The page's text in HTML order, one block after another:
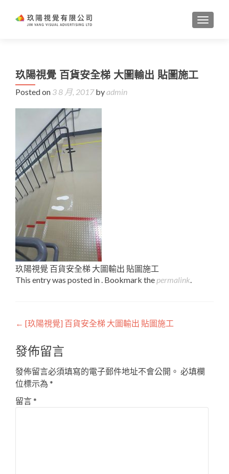
玖陽視覺 百貨安全梯 大圖輸出 貼圖施工
Posted on 3 8 月, 2017byadmin
玖陽視覺 百貨安全梯 大圖輸出 貼圖施工
This entry was posted in . Bookmark the permalink.
Post
navigation
← [玖陽視覺] 百貨安全梯 大圖輸出 貼圖施工
發佈留言
發佈留言必須填寫的電子郵件地址不會公開。 必填欄
位標示為 *
留言*